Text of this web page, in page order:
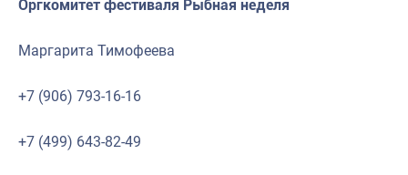
Оргкомитет фестиваля Рыбная неделя
Маргарита Тимофеева
+7 (906) 793-16-16
+7 (499) 643-82-49